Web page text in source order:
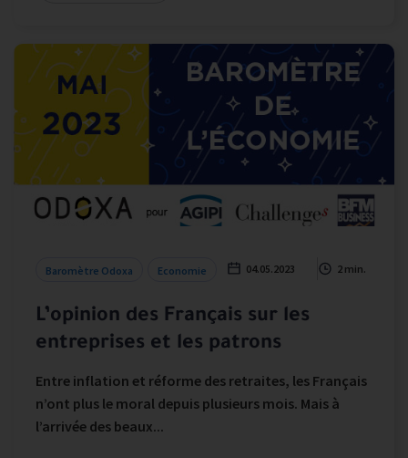
Baromètre Odoxa Economie 04.05.2023 2 min.
L’opinion des Français sur les
entreprises et les patrons
Entre inflation et réforme des retraites, les Français
n’ont plus le moral depuis plusieurs mois. Mais à
l’arrivée des beaux...